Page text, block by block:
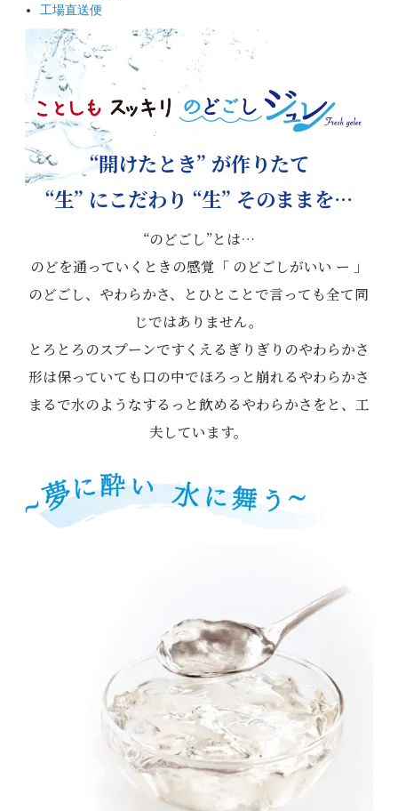
工場直送便
“開けたとき” が作りたて
“生” にこだわり “生” そのままを…
“のどごし”とは…
のどを通っていくときの感覚「 のどごしがいい ー 」
のどごし、やわらかさ、とひとことで言っても全て同
じではありません。
とろとろのスプーンですくえるぎりぎりのやわらかさ
形は保っていても口の中でほろっと崩れるやわらかさ
まるで水のようなするっと飲めるやわらかさをと、工
夫しています。